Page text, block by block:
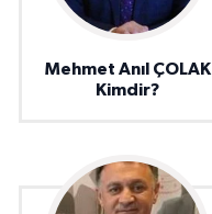
Mehmet Anıl ÇOLAK
Kimdir?